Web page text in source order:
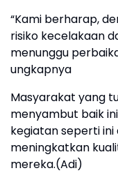
“Kami berharap,
risiko kecelakaan
menunggu
ungkapnya
Masyarakat yang
menyambut baik
kegiatan seperti
meningkatkan
mereka.(Adi)